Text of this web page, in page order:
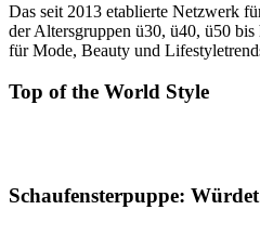
Das seit 2013 etablierte Netzwerk
der Altersgruppen ü30, ü40, ü50
für Mode, Beauty und
Top of the World Style
Schaufensterpuppe: